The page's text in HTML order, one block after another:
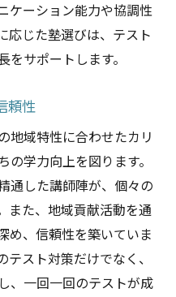
ケーション能力や協調性
応じた塾選びは、テスト
サポートします。
頼性
地域特性に合わせたカリ
学力向上を図ります。
通した講師陣が、個々の
また、地域貢献活動を通
め、信頼性を築いていま
スト対策だけでなく、
、一回一回のテストが成